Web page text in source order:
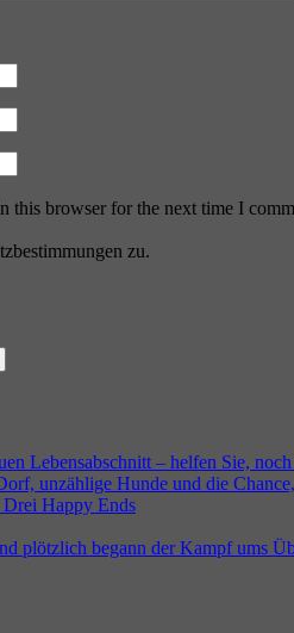
this browser for the next time I
zu.
Lebensabschnitt – helfen Sie,
unzählige Hunde und die
Happy Ends
plötzlich begann der Kampf ums